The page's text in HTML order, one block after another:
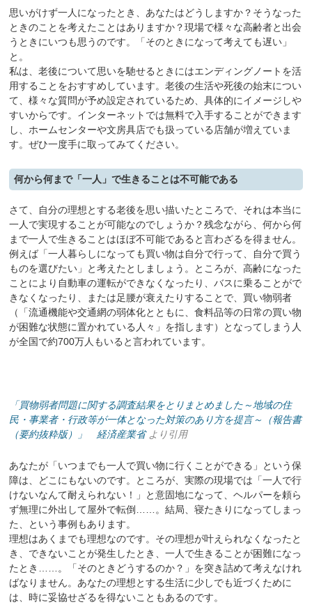
思いがけず一人になったとき、あなたはどうしますか？そうなった
ときのことを考えたことはありますか？現場で様々な高齢者と出会
うときにいつも思うのです。「そのときになって考えても遅い」
と。
私は、老後について思いを馳せるときにはエンディングノートを活
用することをおすすめしています。老後の生活や死後の始末につい
て、様々な質問が予め設定されているため、具体的にイメージしや
すいからです。インターネットでは無料で入手することができます
し、ホームセンターや文房具店でも扱っている店舗が増えていま
す。ぜひ一度手に取ってみてください。
何から何まで「一人」で生きることは不可能である
さて、自分の理想とする老後を思い描いたところで、それは本当に
一人で実現することが可能なのでしょうか？残念ながら、何から何
まで一人で生きることはほぼ不可能であると言わざるを得ません。
例えば「一人暮らしになっても買い物は自分で行って、自分で買う
ものを選びたい」と考えたとしましょう。ところが、高齢になった
ことにより自動車の運転ができなくなったり、バスに乗ることがで
きなくなったり、または足腰が衰えたりすることで、買い物弱者
（「流通機能や交通網の弱体化とともに、食料品等の日常の買い物
が困難な状態に置かれている人々」を指します）となってしまう人
が全国で約700万人もいると言われています。
「買物弱者問題に関する調査結果をとりまとめました～地域の住
民・事業者・行政等が一体となった対策のあり方を提言～（報告書
（要約抜粋版）」 経済産業省より引用
あなたが「いつまでも一人で買い物に行くことができる」という保
障は、どこにもないのです。ところが、実際の現場では「一人で行
けないなんて耐えられない！」と意固地になって、ヘルパーを頼ら
ず無理に外出して屋外で転倒……。結局、寝たきりになってしまっ
た、という事例もあります。
理想はあくまでも理想なのです。その理想が叶えられなくなったと
き、できないことが発生したとき、一人で生きることが困難になっ
たとき……。「そのときどうするのか？」を突き詰めて考えなけれ
ばなりません。あなたの理想とする生活に少しでも近づくために
は、時に妥協せざるを得ないこともあるのです。